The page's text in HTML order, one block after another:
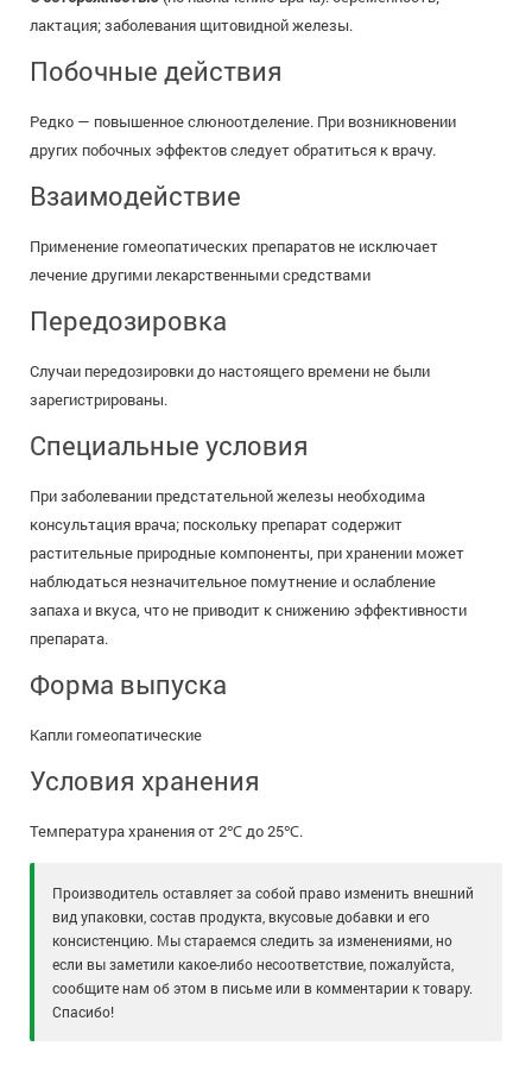
лактация; заболевания щитовидной железы.
Побочные действия
Редко — повышенное слюноотделение. При возникновении
других побочных эффектов следует обратиться к врачу.
Взаимодействие
Применение гомеопатических препаратов не исключает
лечение другими лекарственными средствами
Передозировка
Случаи передозировки до настоящего времени не были
зарегистрированы.
Специальные условия
При заболевании предстательной железы необходима
консультация врача; поскольку препарат содержит
растительные природные компоненты, при хранении может
наблюдаться незначительное помутнение и ослабление
запаха и вкуса, что не приводит к снижению эффективности
препарата.
Форма выпуска
Капли гомеопатические
Условия хранения
Температура хранения от 2℃ до 25℃.
Производитель оставляет за собой право изменить внешний
вид упаковки, состав продукта, вкусовые добавки и его
консистенцию. Мы стараемся следить за изменениями, но
если вы заметили какое-либо несоответствие, пожалуйста,
сообщите нам об этом в письме или в комментарии к товару.
Спасибо!